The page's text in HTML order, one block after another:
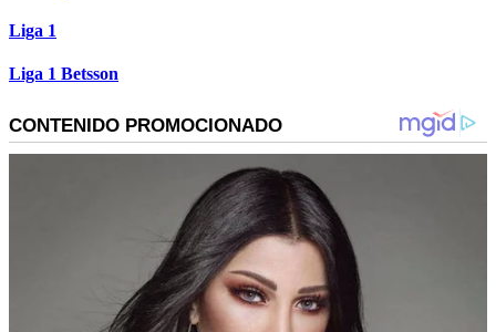
Liga 1
Liga 1 Betsson